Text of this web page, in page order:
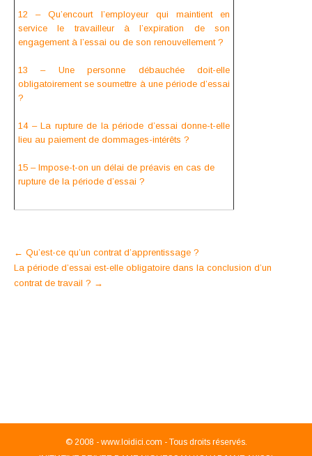
12 – Qu’encourt l’employeur qui maintient en
service le travailleur à l’expiration de son
engagement à l’essai ou de son renouvellement ?
13 – Une personne débauchée doit-elle
obligatoirement se soumettre à une période d’essai
?
14 – La rupture de la période d’essai donne-t-elle
lieu au paiement de dommages-intérêts ?
15 – Impose-t-on un délai de préavis en cas de
rupture de la période d’essai ?
Post
navigation
← Qu’est-ce qu’un contrat d’apprentissage ?
La période d’essai est-elle obligatoire dans la conclusion d’un
contrat de travail ? →
© 2008 - www.loidici.com - Tous droits réservés.